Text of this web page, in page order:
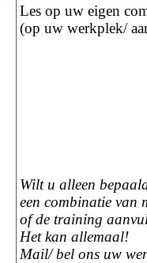
Les op uw eigen
(op uw werkplek/
Wilt u alleen
een combinatie van
of de training
Het kan allemaal!
Mail/ bel ons uw